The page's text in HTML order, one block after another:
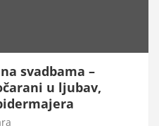
svadbama –
u ljubav,